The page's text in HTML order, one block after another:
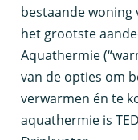
bestaande
het grootste
Aquathermie
van de opties om
verwarmen én te
aquathermie is